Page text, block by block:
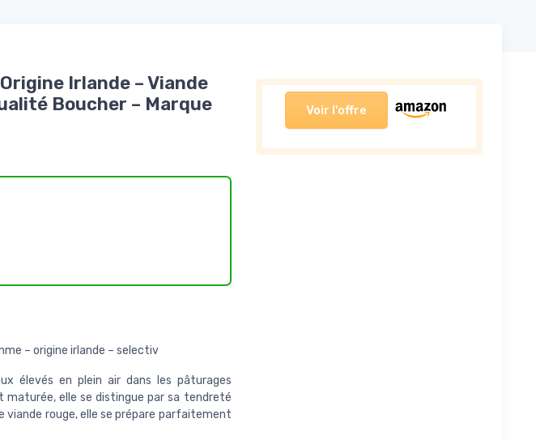
Voir l'offre
Irlande – Viande
Boucher – Marque
– origine irlande – selectiv
élevés en plein air dans les pâturages
maturée, elle se distingue par sa tendreté
viande rouge, elle se prépare parfaitement